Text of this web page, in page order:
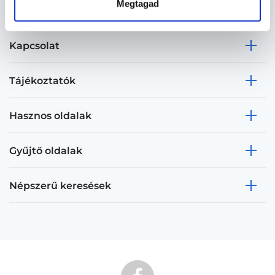
Megtagad
Kapcsolat
Tájékoztatók
Hasznos oldalak
Gyűjtő oldalak
Népszerű keresések